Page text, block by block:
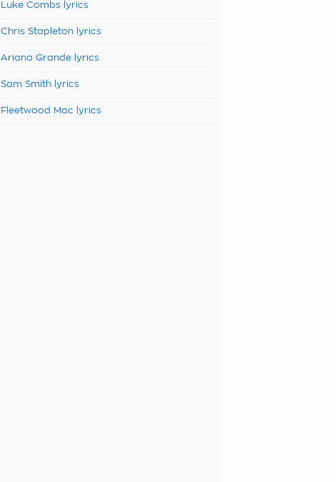
Luke Combs lyrics
Chris Stapleton lyrics
Ariana Grande lyrics
Sam Smith lyrics
Fleetwood Mac lyrics